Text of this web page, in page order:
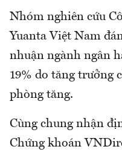
Nhóm nghiên cứu
Yuanta Việt Nam
nhuận ngành ngân
19% do tăng trưởng
phòng tăng.
Cùng chung nhận
Chứng khoán